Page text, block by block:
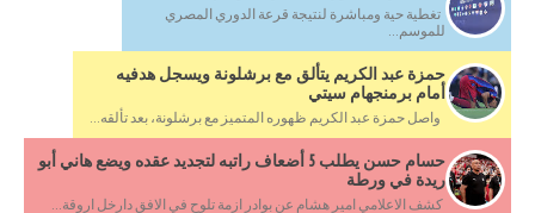
تغطية حية ومباشرة لنتيجة قرعة الدوري المصري
للموسم...
حمزة عبد الكريم يتألق مع برشلونة ويسجل هدفيه
أمام برمنجهام سيتي
واصل حمزة عبد الكريم ظهوره المتميز مع برشلونة، بعد تألقه...
حسام حسن يطلب 5 أضعاف راتبه لتجديد عقده ويضع هاني أبو
ريدة في ورطة
كشف الاعلامي امير هشام عن بوادر ازمة تلوح في الافق دارخل اروقة...